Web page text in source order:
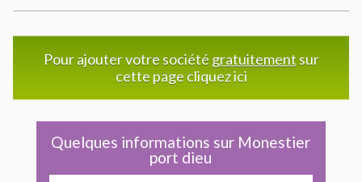
Pour ajouter votre société gratuitement sur
cette page cliquez ici
Quelques informations sur Monestier
port dieu